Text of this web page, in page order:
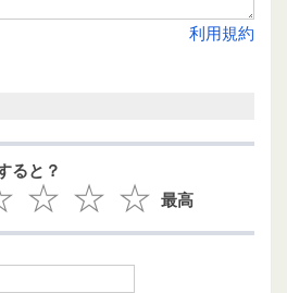
利用規約
ると？
最高